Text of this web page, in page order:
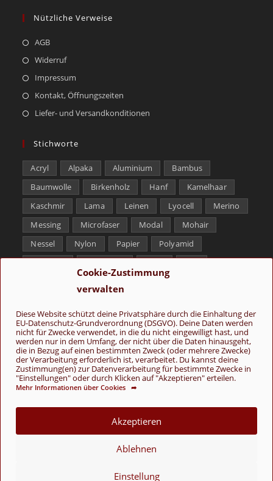
Cookie-Zustimmung
verwalten
Diese Website schützt deine Privatsphäre durch die Einhaltung der
EU-Datenschutz-Grundverordnung (DSGVO). Deine Daten werden
nicht für Zwecke verwendet, in die du nicht eingewilligt hast, und
werden nur in dem Umfang, der nicht über die Daten hinausgeht,
die in Bezug auf einen bestimmten Zweck (oder mehrere Zwecke)
der Verarbeitung erforderlich ist, verarbeitet. Du kannst deine
Zustimmung(en) zur Datenverarbeitung für bestimmte Zwecke in
"Einstellungen" oder durch Klicken auf "Akzeptieren" erteilen.
Mehr Informationen über Cookies ➦
Akzeptieren
Ablehnen
Einstellung
Nützliche Verweise
AGB
Widerruf
Impressum
Kontakt, Öffnungszeiten
Liefer- und Versandkonditionen
Stichworte
Acryl Alpaka Aluminium
Bambus
Baumwolle
Birkenholz Hanf
Kamelhaar
Kaschmir
Lama Leinen Lyocell
Merino
Messing
Microfaser Modal
Mohair
Nessel
Nylon Papier
Polyamid
Folge uns
Über uns
Cookie-Richtlinie (EU)
© Copyright 2026 - Wolle & Schönes
VERTRAG WIDERRUFEN